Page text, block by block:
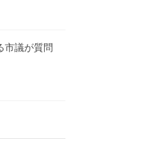
市議が質問